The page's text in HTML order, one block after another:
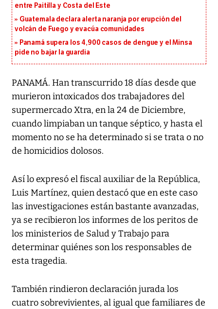
entre Paitilla y Costa del Este
Guatemala declara alerta naranja por erupción del
volcán de Fuego y evacúa comunidades
Panamá supera los 4,900 casos de dengue y el Minsa
pide no bajar la guardia
PANAMÁ. Han transcurrido 18 días desde que
murieron intoxicados dos trabajadores del
supermercado Xtra, en la 24 de Diciembre,
cuando limpiaban un tanque séptico, y hasta el
momento no se ha determinado si se trata o no
de homicidios dolosos.
Así lo expresó el fiscal auxiliar de la República,
Luis Martínez, quien destacó que en este caso
las investigaciones están bastante avanzadas,
ya se recibieron los informes de los peritos de
los ministerios de Salud y Trabajo para
determinar quiénes son los responsables de
esta tragedia.
También rindieron declaración jurada los
cuatro sobrevivientes, al igual que familiares de